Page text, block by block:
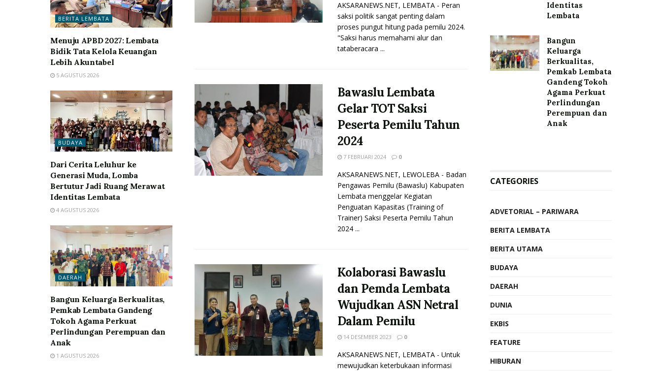
AKSARANEWS.NET, LEMBATA - Peran
saksi politik sangat penting dalam
proses pungut hitung pada pemilu 2024.
"Saksi harus memahami alur dan
tataberacara ...
Bawaslu Lembata
Gelar TOT Saksi
Peserta Pemilu Tahun
2024
7 FEBRUARI 2024 0
AKSARANEWS.NET, LEWOLEBA - Badan
Pengawas Pemilu (Bawaslu) Kabupaten
Lembata menggelar Kegiatan
Penguatan Kapasitas (Training of
Trainer) Saksi Peserta Pemilu Tahun
2024 ...
Kolaborasi Bawaslu
dan Pemda Lembata
Wujudkan ASN Netral
Dalam Pemilu
14 DESEMBER 2023 0
AKSARANEWS.NET, LEMBATA - Untuk
mewujudkan keterbukaan informasi
BERITA LEMBATA
Menuju APBD 2027: Lembata
Bidik Tata Kelola Keuangan
Lebih Akuntabel
5 AGUSTUS 2026
BUDAYA
Dari Cerita Leluhur ke
Generasi Muda, Lomba
Bertutur Jadi Ruang Merawat
Identitas Lembata
4 AGUSTUS 2026
DAERAH
Bangun Keluarga Berkualitas,
Pemkab Lembata Gandeng
Tokoh Agama Perkuat
Perlindungan Perempuan dan
Anak
1 AGUSTUS 2026
Identitas
Lembata
Bangun
Keluarga
Berkualitas,
Pemkab Lembata
Gandeng Tokoh
Agama Perkuat
Perlindungan
Perempuan dan
Anak
CATEGORIES
ADVETORIAL – PARIWARA
BERITA LEMBATA
BERITA UTAMA
BUDAYA
DAERAH
DUNIA
EKBIS
FEATURE
HIBURAN